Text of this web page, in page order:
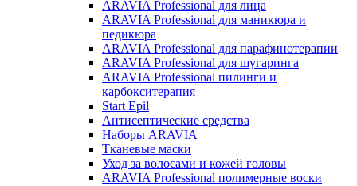
ARAVIA Professional для лица
ARAVIA Professional для маникюра и
педикюра
ARAVIA Professional для парафинотерапии
ARAVIA Professional для шугаринга
ARAVIA Professional пилинги и
карбокситерапия
Start Epil
Антисептические средства
Наборы ARAVIA
Тканевые маски
Уход за волосами и кожей головы
ARAVIA Professional полимерные воски